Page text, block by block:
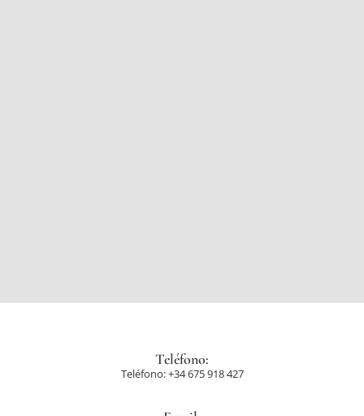
Teléfono:
Teléfono: +34 675 918 427